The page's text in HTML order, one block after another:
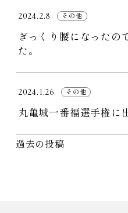
2024.2.8 その他
ぎっくり腰になったの
た。
2024.1.26 その他
丸亀城一番福選手権に
投
過去の投稿